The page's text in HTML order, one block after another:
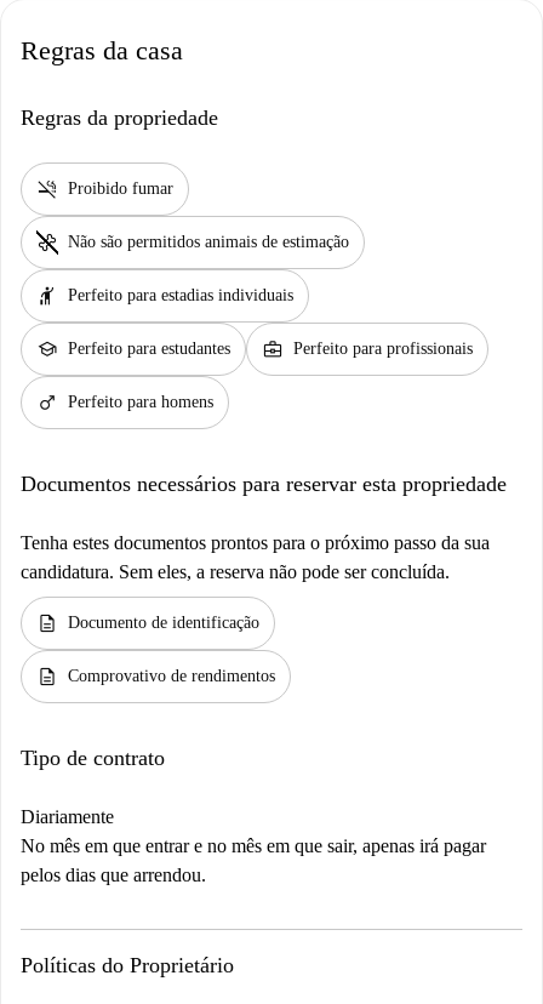
Regras da casa
Regras da propriedade
smoke_free Proibido fumar
pet_supplies Não são permitidos animais de estimação
hail Perfeito para estadias individuais
school Perfeito para estudantes business_center Perfeito para profissionais
male Perfeito para homens
Documentos necessários para reservar esta propriedade
Tenha estes documentos prontos para o próximo passo da sua
candidatura. Sem eles, a reserva não pode ser concluída.
description Documento de identificação
description Comprovativo de rendimentos
Tipo de contrato
Diariamente
No mês em que entrar e no mês em que sair, apenas irá pagar
pelos dias que arrendou.
Políticas do Proprietário